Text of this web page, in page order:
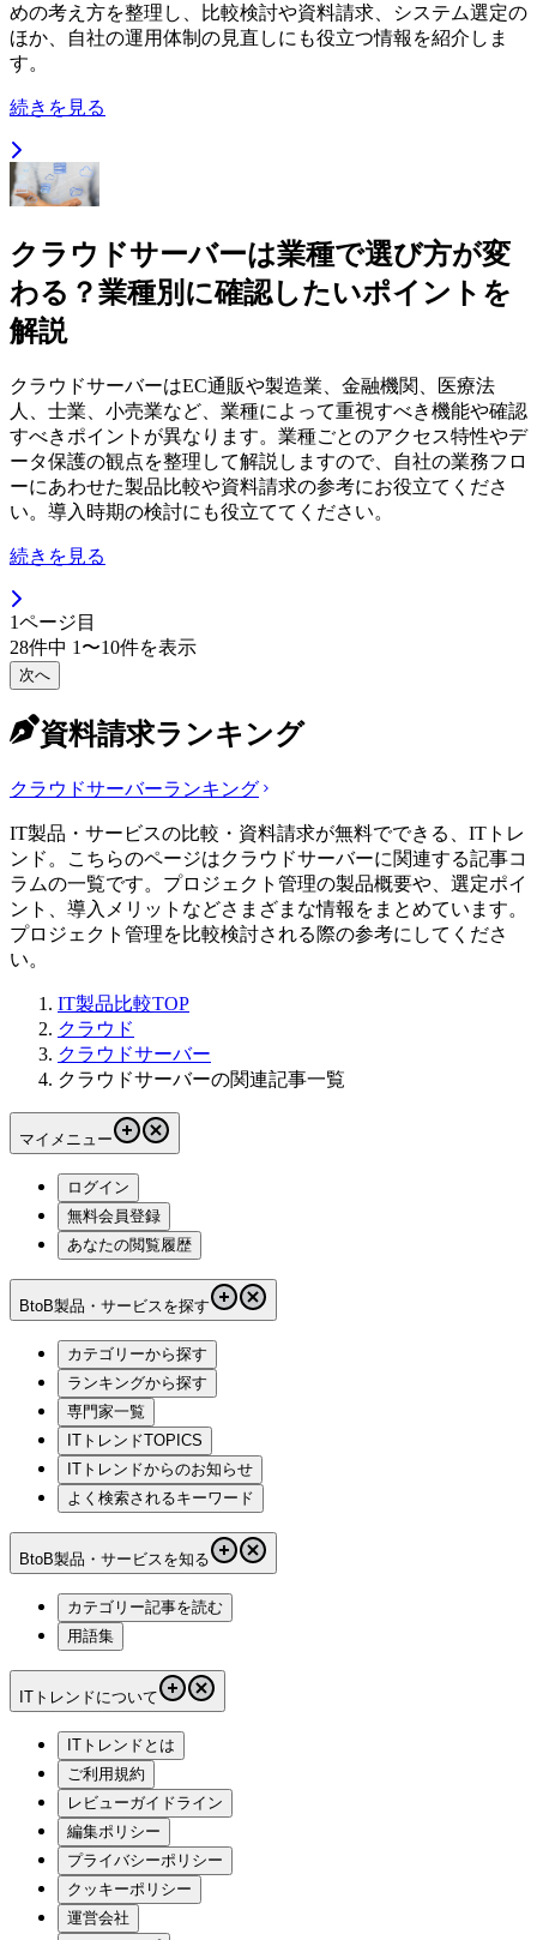
めの考え方を整理し、比較検討や資料請求、システム選定の
ほか、自社の運用体制の見直しにも役立つ情報を紹介しま
す。
続きを見る
クラウドサーバーは業種で選び方が変
わる？業種別に確認したいポイントを
解説
クラウドサーバーはEC通販や製造業、金融機関、医療法
人、士業、小売業など、業種によって重視すべき機能や確認
すべきポイントが異なります。業種ごとのアクセス特性やデ
ータ保護の観点を整理して解説しますので、自社の業務フロ
ーにあわせた製品比較や資料請求の参考にお役立てくださ
い。導入時期の検討にも役立ててください。
続きを見る
1ページ目
28件中 1 〜10件を表示
次へ
資料請求ランキング
クラウドサーバーランキング
IT製品・サービスの比較・資料請求が無料でできる、ITトレ
ンド。こちらのページはクラウドサーバーに関連する記事コ
ラムの一覧です。プロジェクト管理の製品概要や、選定ポイ
ント、導入メリットなどさまざまな情報をまとめています。
プロジェクト管理を比較検討される際の参考にしてくださ
い。
IT製品比較TOP
クラウド
クラウドサーバー
クラウドサーバーの関連記事一覧
マイメニュー
ログイン
無料会員登録
あなたの閲覧履歴
BtoB製品・サービスを探す
カテゴリーから探す
ランキングから探す
専門家一覧
ITトレンドTOPICS
ITトレンドからのお知らせ
よく検索されるキーワード
BtoB製品・サービスを知る
カテゴリー記事を読む
用語集
ITトレンドについて
ITトレンドとは
ご利用規約
レビューガイドライン
編集ポリシー
プライバシーポリシー
クッキーポリシー
運営会社